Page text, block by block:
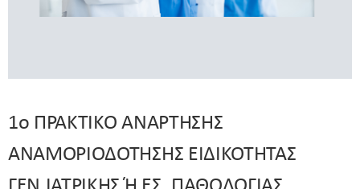
1ο ΠΡΑΚΤΙΚΟ ΑΝΑΡΤΗΣΗΣ
ΑΝΑΜΟΡΙΟΔΟΤΗΣΗΣ ΕΙΔΙΚΟΤΗΤΑΣ